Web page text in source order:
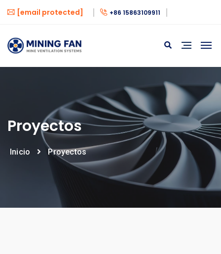
[email protected] +86 15863109911
Proyectos
Inicio Proyectos